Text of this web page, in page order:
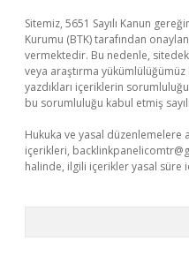
Sitemiz, 5651 Sayılı Kanun
Kurumu (BTK) tarafından
vermektedir. Bu nedenle,
veya araştırma
yazdıkları içeriklerin
bu sorumluluğu kabul etmiş
Hukuka ve yasal düzenlemelere
içerikleri,
halinde, ilgili içerikler yasal süre